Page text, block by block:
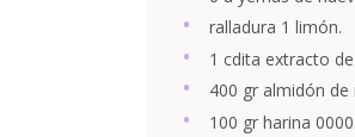
ralladura 1 limón.
1 cdita extracto
400 gr almidón de
100 gr harina 0000.